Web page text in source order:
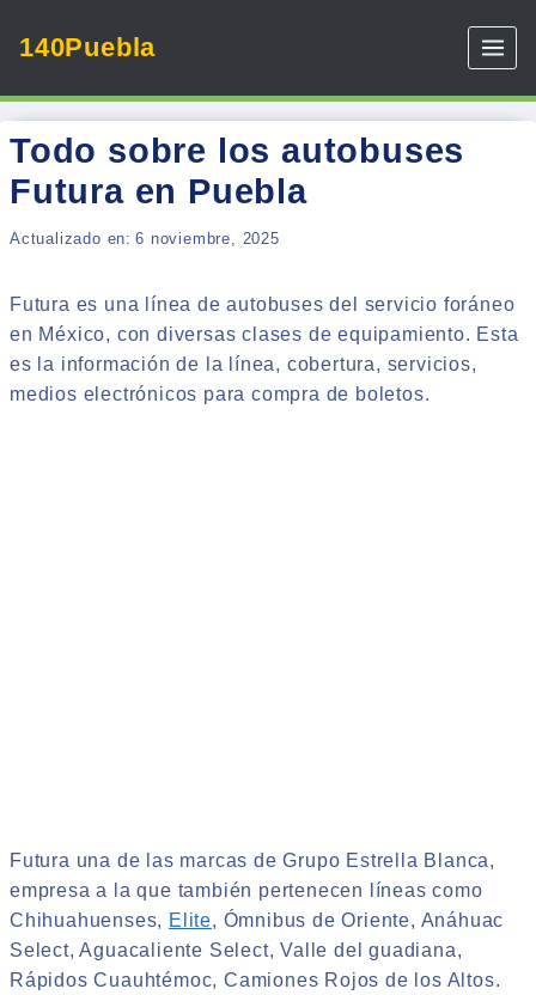
140Puebla
Todo sobre los autobuses
Futura en Puebla
Actualizado en: 6 noviembre, 2025
Futura es una línea de autobuses del servicio foráneo
en México, con diversas clases de equipamiento. Esta
es la información de la línea, cobertura, servicios,
medios electrónicos para compra de boletos.
Futura una de las marcas de Grupo Estrella Blanca,
empresa a la que también pertenecen líneas como
Chihuahuenses, Elite, Ómnibus de Oriente, Anáhuac
Select, Aguacaliente Select, Valle del guadiana,
Rápidos Cuauhtémoc, Camiones Rojos de los Altos.